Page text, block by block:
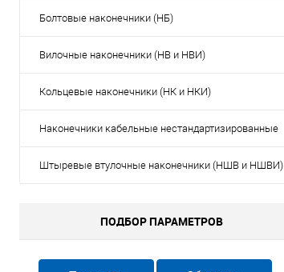
Сопутствующие товары
Электромонтажные изделия
Болтовые наконечники (НБ)
Вилочные наконечники (НВ и НВИ)
Кольцевые наконечники (НК и НКИ)
Наконечники кабельные нестандартизированные
Штыревые втулочные наконечники (НШВ и НШВИ)
ПОДБОР ПАРАМЕТРОВ